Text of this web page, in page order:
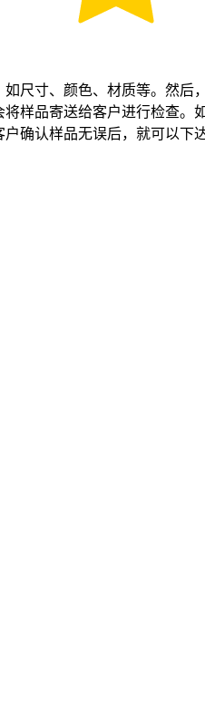
尺寸、颜色、材质等。然
样品寄送给客户进行检查。
确认样品无误后，就可以下